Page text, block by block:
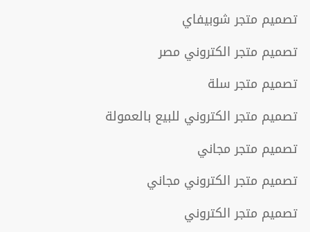
تصميم متجر شوبيفاي
تصميم متجر الكتروني مصر
تصميم متجر سلة
تصميم متجر الكتروني للبيع بالعمولة
تصميم متجر مجاني
تصميم متجر الكتروني مجاني
تصميم متجر الكتروني